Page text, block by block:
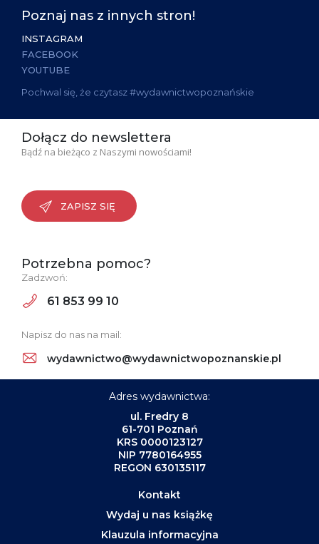
Poznaj nas z innych stron!
INSTAGRAM
FACEBOOK
YOUTUBE
Pochwal się, że czytasz #wydawnictwopoznańskie
Dołącz do newslettera
Bądź na bieżąco z Naszymi nowościami!
ZAPISZ SIĘ
Potrzebna pomoc?
Zadzwoń:
61 853 99 10
Napisz do nas na mail:
wydawnictwo@wydawnictwopoznanskie.pl
Adres wydawnictwa:
ul. Fredry 8
61-701 Poznań
KRS 0000123127
NIP 7780164955
REGON 630135117
Kontakt
Wydaj u nas książkę
Klauzula informacyjna